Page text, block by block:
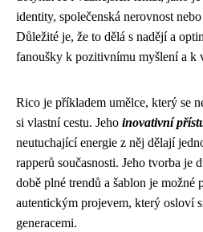
identity, společenská nerovnost
Důležité je, že to dělá s nadějí a
fanoušky k pozitivnímu myšlení a k
Rico je příkladem umělce, který se
si vlastní cestu. Jeho inovativní
neutuchající energie z něj dělají
rapperů současnosti. Jeho tvorba je
době plné trendů a šablon je možné
autentickým projevem, který osloví
generacemi.